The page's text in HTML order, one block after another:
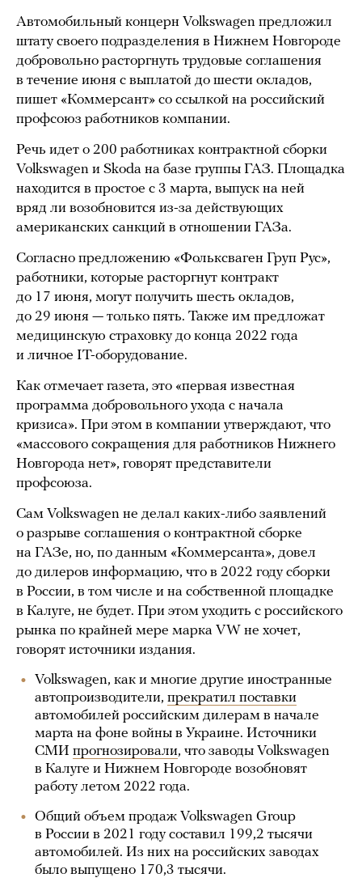
Автомобильный концерн Volkswagen предложил
штату своего подразделения в Нижнем Новгороде
добровольно расторгнуть трудовые соглашения
в течение июня с выплатой до шести окладов,
пишет «Коммерсант» со ссылкой на российский
профсоюз работников компании.
Речь идет о 200 работниках контрактной сборки
Volkswagen и Skoda на базе группы ГАЗ. Площадка
находится в простое с 3 марта, выпуск на ней
вряд ли возобновится из-за действующих
американских санкций в отношении ГАЗа.
Согласно предложению «Фольксваген Груп Рус»,
работники, которые расторгнут контракт
до 17 июня, могут получить шесть окладов,
до 29 июня — только пять. Также им предложат
медицинскую страховку до конца 2022 года
и личное IT-оборудование.
Как отмечает газета, это «первая известная
программа добровольного ухода с начала
кризиса». При этом в компании утверждают, что
«массового сокращения для работников Нижнего
Новгорода нет», говорят представители
профсоюза.
Сам Volkswagen не делал каких-либо заявлений
о разрыве соглашения о контрактной сборке
на ГАЗе, но, по данным «Коммерсанта», довел
до дилеров информацию, что в 2022 году сборки
в России, в том числе и на собственной площадке
в Калуге, не будет. При этом уходить с российского
рынка по крайней мере марка VW не хочет,
говорят источники издания.
Volkswagen, как и многие другие иностранные
автопроизводители, прекратил поставки
автомобилей российским дилерам в начале
марта на фоне войны в Украине. Источники
СМИ прогнозировали, что заводы Volkswagen
в Калуге и Нижнем Новгороде возобновят
работу летом 2022 года.
Общий объем продаж Volkswagen Group
в России в 2021 году составил 199,2 тысячи
автомобилей. Из них на российских заводах
было выпущено 170,3 тысячи.